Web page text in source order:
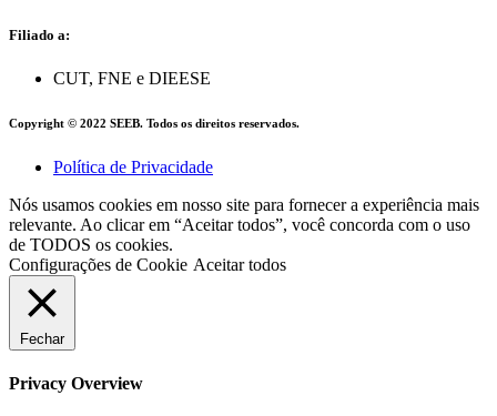
Filiado a:
CUT, FNE e DIEESE
Copyright © 2022 SEEB. Todos os direitos reservados.
Política de Privacidade
Nós usamos cookies em nosso site para fornecer a experiência mais
relevante. Ao clicar em “Aceitar todos”, você concorda com o uso
de TODOS os cookies.
Configurações de Cookie Aceitar todos
Fechar
Privacy Overview